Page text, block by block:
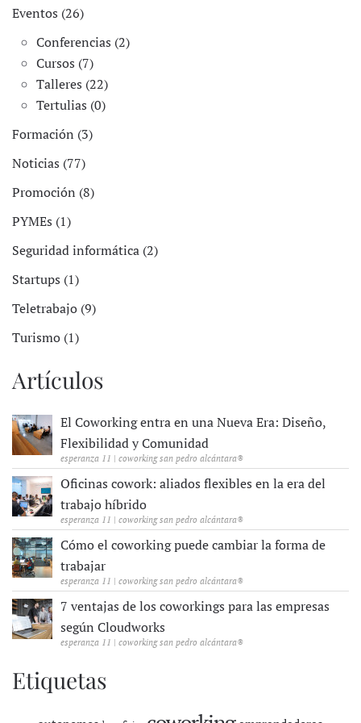
Eventos (26)
Conferencias (2)
Cursos (7)
Talleres (22)
Tertulias (0)
Formación (3)
Noticias (77)
Promoción (8)
PYMEs (1)
Seguridad informática (2)
Startups (1)
Teletrabajo (9)
Turismo (1)
Artículos
El Coworking entra en una Nueva Era: Diseño,
Flexibilidad y Comunidad
esperanza 11 | coworking san pedro alcántara®
Oficinas cowork: aliados flexibles en la era del
trabajo híbrido
esperanza 11 | coworking san pedro alcántara®
Cómo el coworking puede cambiar la forma de
trabajar
esperanza 11 | coworking san pedro alcántara®
7 ventajas de los coworkings para las empresas
según Cloudworks
esperanza 11 | coworking san pedro alcántara®
Etiquetas